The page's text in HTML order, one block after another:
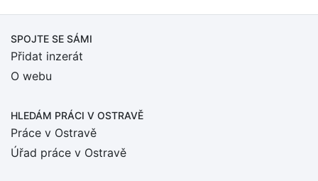
SPOJTE SE SÁMI
Přidat inzerát
O webu
HLEDÁM PRÁCI V OSTRAVĚ
Práce v Ostravě
Úřad práce v Ostravě